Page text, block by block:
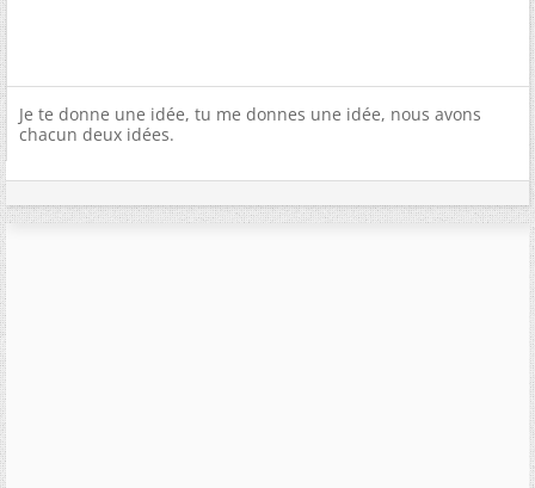
Je te donne une idée, tu me donnes une idée, nous avons
chacun deux idées.